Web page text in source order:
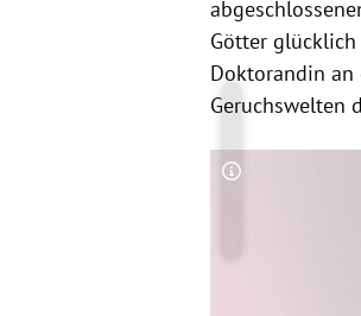
Götter glücklich
Doktorandin an
Geruchswelten
Copyright-